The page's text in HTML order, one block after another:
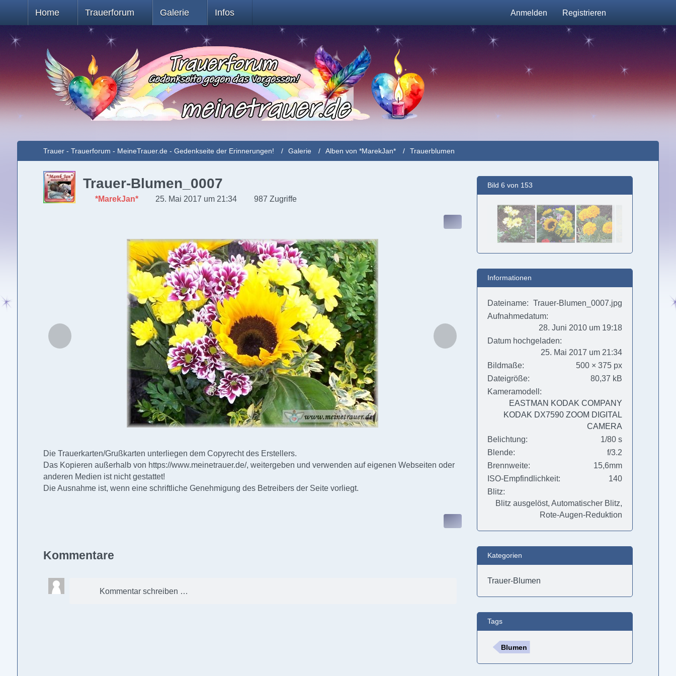
Home Trauerforum Galerie Infos Anmelden Registrieren
Trauer - Trauerforum - MeineTrauer.de - Gedenkseite der Erinnerungen! Galerie Alben von *MarekJan* Trauerblumen
Trauer-Blumen_0007
*MarekJan* 25. Mai 2017 um 21:34 987 Zugriffe
Die Trauerkarten/Grußkarten unterliegen dem Copyrecht des Erstellers.
Das Kopieren außerhalb von https://www.meinetrauer.de/, weitergeben und verwenden auf eigenen Webseiten oder
anderen Medien ist nicht gestattet!
Die Ausnahme ist, wenn eine schriftliche Genehmigung des Betreibers der Seite vorliegt.
Kommentare
Kommentar schreiben …
Bild 6 von 153
Informationen
Dateiname
Trauer-Blumen_0007.jpg
Aufnahmedatum
28. Juni 2010 um 19:18
Datum hochgeladen
25. Mai 2017 um 21:34
Bildmaße
500 × 375 px
Dateigröße
80,37 kB
Kameramodell
EASTMAN KODAK COMPANY
KODAK DX7590 ZOOM DIGITAL
CAMERA
Belichtung
1/80 s
Blende
f/3.2
Brennweite
15,6mm
ISO-Empfindlichkeit
140
Blitz
Blitz ausgelöst, Automatischer Blitz,
Rote-Augen-Reduktion
Kategorien
Trauer-Blumen
Tags
Blumen